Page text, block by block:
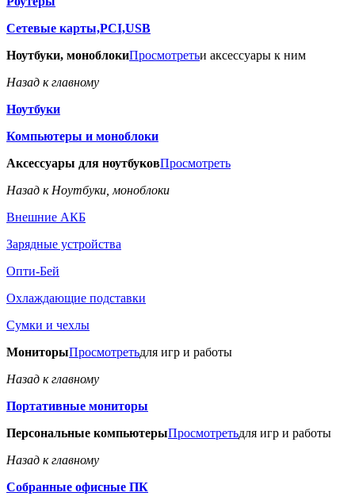
Сетевые карты,PCI,USB
Ноутбуки, моноблокиПросмотретьи аксессуары к ним
Назад к главному
Ноутбуки
Компьютеры и моноблоки
Аксессуары для ноутбуковПросмотреть
Назад к Ноутбуки, моноблоки
Внешние АКБ
Зарядные устройства
Опти-Бей
Охлаждающие подставки
Сумки и чехлы
МониторыПросмотретьдля игр и работы
Назад к главному
Портативные мониторы
Персональные компьютерыПросмотретьдля игр и работы
Назад к главному
Собранные офисные ПК